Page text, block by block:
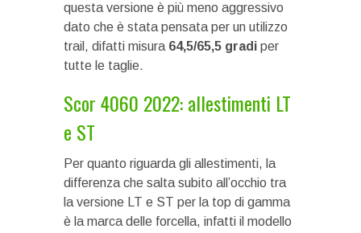
questa versione è più meno aggressivo
dato che è stata pensata per un utilizzo
trail, difatti misura 64,5/65,5 gradi per
tutte le taglie.
Scor 4060 2022: allestimenti LT
e ST
Per quanto riguarda gli allestimenti, la
differenza che salta subito all’occhio tra
la versione LT e ST per la top di gamma
è la marca delle forcella, infatti il modello